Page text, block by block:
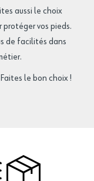
aussi le choix
protéger vos pieds.
de facilités dans
le bon choix !